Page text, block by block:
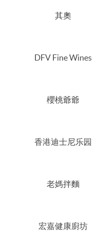
其奧
DFV Fine Wines
櫻桃爺爺
香港迪士尼乐园
老媽拌麵
宏嘉健康廚坊